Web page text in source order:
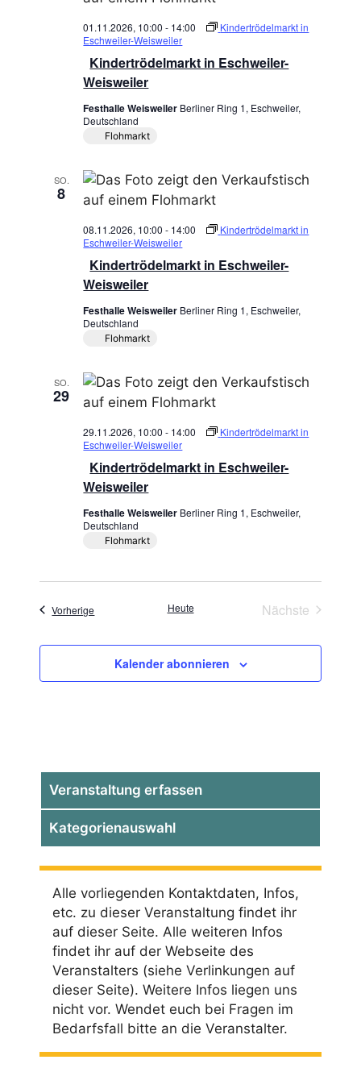
Kindertrödelmarkt in Eschweiler-
Weisweiler
01.11.2026, 10:00 - 14:00
Kindertrödelmarkt in
Eschweiler-Weisweiler
Festhalle Weisweiler Berliner Ring 1, Eschweiler,
Deutschland
Flohmarkt
SO.
8
Kindertrödelmarkt in Eschweiler-
Weisweiler
08.11.2026, 10:00 - 14:00
Kindertrödelmarkt in
Eschweiler-Weisweiler
Festhalle Weisweiler Berliner Ring 1, Eschweiler,
Deutschland
Flohmarkt
SO.
29
Kindertrödelmarkt in Eschweiler-
Weisweiler
29.11.2026, 10:00 - 14:00
Kindertrödelmarkt in
Eschweiler-Weisweiler
Festhalle Weisweiler Berliner Ring 1, Eschweiler,
Deutschland
Flohmarkt
Vorherige Heute
Nächste
Kalender abonnieren
Veranstaltung erfassen
Kategorienauswahl
Alle vorliegenden Kontaktdaten, Infos,
etc. zu dieser Veranstaltung findet ihr
auf dieser Seite. Alle weiteren Infos
findet ihr auf der Webseite des
Veranstalters (siehe Verlinkungen auf
dieser Seite). Weitere Infos liegen uns
nicht vor. Wendet euch bei Fragen im
Bedarfsfall bitte an die Veranstalter.